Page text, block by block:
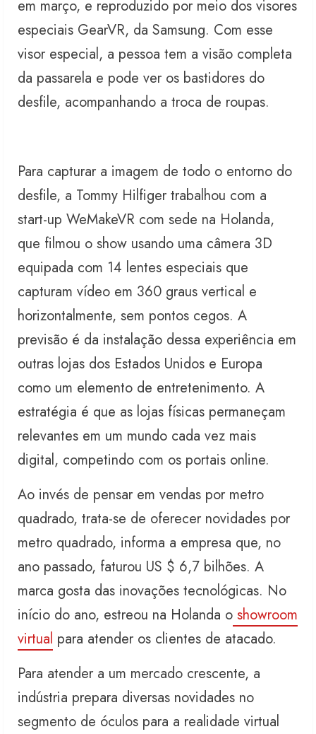
em março, e reproduzido por meio dos visores
especiais GearVR, da Samsung. Com esse
visor especial, a pessoa tem a visão completa
da passarela e pode ver os bastidores do
desfile, acompanhando a troca de roupas.
Para capturar a imagem de todo o entorno do
desfile, a Tommy Hilfiger trabalhou com a
start-up WeMakeVR com sede na Holanda,
que filmou o show usando uma câmera 3D
equipada com 14 lentes especiais que
capturam vídeo em 360 graus vertical e
horizontalmente, sem pontos cegos. A
previsão é da instalação dessa experiência em
outras lojas dos Estados Unidos e Europa
como um elemento de entretenimento. A
estratégia é que as lojas físicas permaneçam
relevantes em um mundo cada vez mais
digital, competindo com os portais online.
Ao invés de pensar em vendas por metro
quadrado, trata-se de oferecer novidades por
metro quadrado, informa a empresa que, no
ano passado, faturou US $ 6,7 bilhões. A
marca gosta das inovações tecnológicas. No
início do ano, estreou na Holanda o showroom
virtual para atender os clientes de atacado.
Para atender a um mercado crescente, a
indústria prepara diversas novidades no
segmento de óculos para a realidade virtual